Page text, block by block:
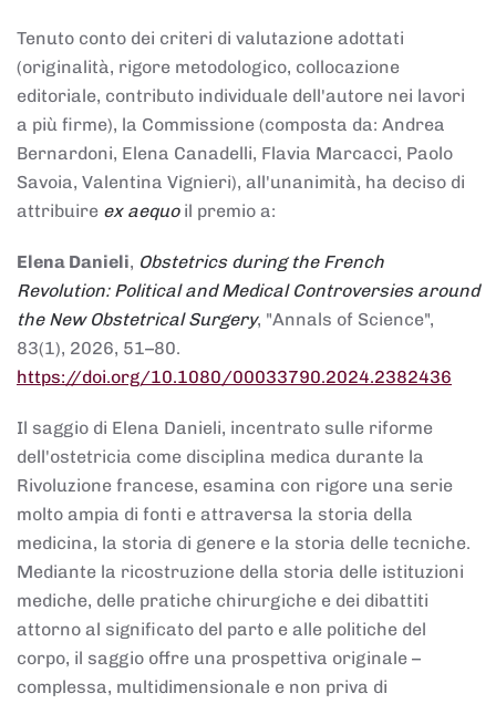
Tenuto conto dei criteri di valutazione adottati
(originalità, rigore metodologico, collocazione
editoriale, contributo individuale dell'autore nei lavori
a più firme), la Commissione (composta da: Andrea
Bernardoni, Elena Canadelli, Flavia Marcacci, Paolo
Savoia, Valentina Vignieri), all'unanimità, ha deciso di
attribuire ex aequoil premio a:
Elena Danieli, Obstetrics during the French
Revolution: Political and Medical Controversies around
the New Obstetrical Surgery, "Annals of Science",
83(1), 2026, 51–80.
https://doi.org/10.1080/00033790.2024.2382436
Il saggio di Elena Danieli, incentrato sulle riforme
dell'ostetricia come disciplina medica durante la
Rivoluzione francese, esamina con rigore una serie
molto ampia di fonti e attraversa la storia della
medicina, la storia di genere e la storia delle tecniche.
Mediante la ricostruzione della storia delle istituzioni
mediche, delle pratiche chirurgiche e dei dibattiti
attorno al significato del parto e alle politiche del
corpo, il saggio offre una prospettiva originale –
complessa, multidimensionale e non priva di